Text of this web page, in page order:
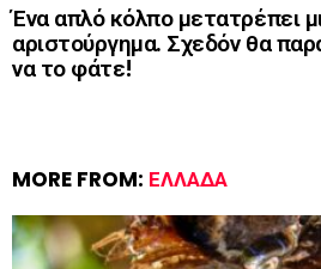
Ένα απλό κόλπο μετατρέπει
αριστούργημα. Σχεδόν θα
να το φάτε!
MORE FROM: ΕΛΛΆΔΑ